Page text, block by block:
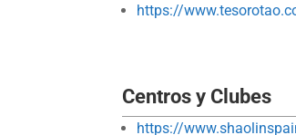
https://
Centros y Clubes
https://